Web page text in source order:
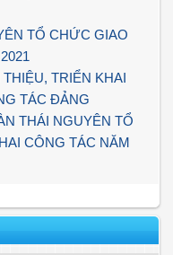
TỔ CHỨC GIAO
TRIỂN KHAI
TÁC ĐẢNG
THÁI NGUYÊN TỔ
CÔNG TÁC NĂM